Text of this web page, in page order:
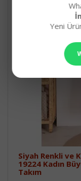
Siyah Renkli ve
19224 Kadın
Takım
Yeni